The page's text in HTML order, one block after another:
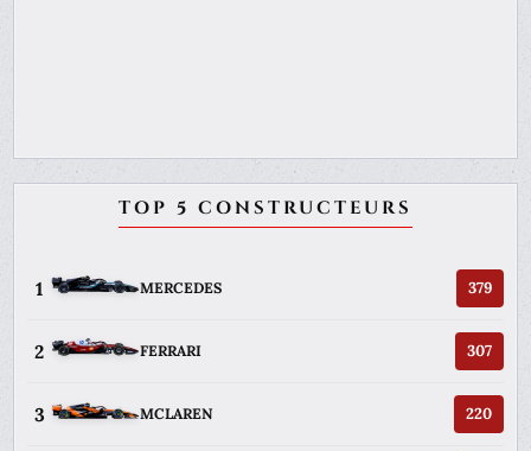
TOP 5 CONSTRUCTEURS
1 MERCEDES 379
2 FERRARI 307
3 MCLAREN 220